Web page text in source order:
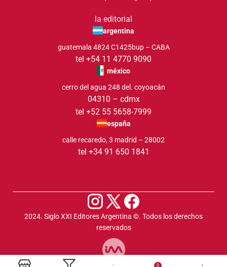
la editorial
argentina
guatemala 4824 C1425bup – CABA
tel +54 11 4770 9090
méxico
cerro del agua 248 del. coyoacán
04310 – cdmx
tel +52 55 5658-7999
españa
calle recaredo, 3 madrid – 28002
tel +34 91 650 1841
2024. Siglo XXI Editores Argentina ©️. Todos los derechos
reservados
0